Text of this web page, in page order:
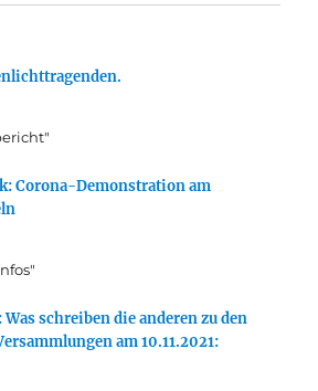
Corona-Demonstration am
schreiben die anderen zu den
am 10.11.2021: